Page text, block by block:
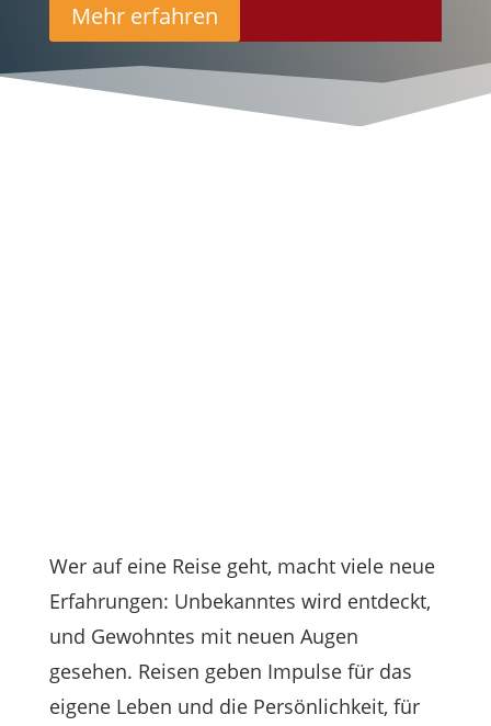
Mehr erfahren
Wer auf eine Reise geht, macht viele neue
Erfahrungen: Unbekanntes wird entdeckt,
und Gewohntes mit neuen Augen
gesehen. Reisen geben Impulse für das
eigene Leben und die Persönlichkeit, für